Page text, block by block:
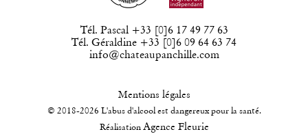
Tél. Pascal +33 [0]6 17 49 77 63
Tél. Géraldine +33 [0]6 09 64 63 74
info@chateaupanchille.com
Mentions légales
© 2018-2026 L'abus d'alcool est dangereux pour la santé.
Réalisation Agence Fleurie